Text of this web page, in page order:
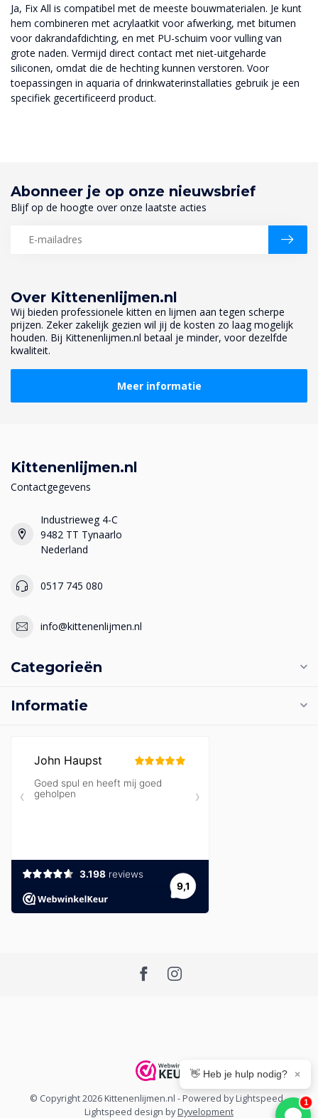
Ja, Fix All is compatibel met de meeste bouwmaterialen. Je kunt
hem combineren met acrylaatkit voor afwerking, met bitumen
voor dakrandafdichting, en met PU-schuim voor vulling van
grote naden. Vermijd direct contact met niet-uitgeharde
siliconen, omdat die de hechting kunnen verstoren. Voor
toepassingen in aquaria of drinkwaterinstallaties gebruik je een
specifiek gecertificeerd product.
Over Kittenenlijmen.nl
Wij bieden professionele kitten en lijmen aan tegen scherpe
prijzen. Zeker zakelijk gezien wil jij de kosten zo laag mogelijk
houden. Bij Kittenenlijmen.nl betaal je minder, voor dezelfde
kwaliteit.
Meer informatie
Abonneer je op onze nieuwsbrief
Blijf op de hoogte over onze laatste acties
Kittenenlijmen.nl
Contactgegevens
Industrieweg 4-C
9482 TT Tynaarlo
Nederland
0517 745 080
info@kittenenlijmen.nl
Categorieën
Informatie
© Copyright 2026 Kittenenlijmen.nl - Powered byLightspeed-
Lightspeed design by Dyvelopment
👋 Heb je hulp nodig? ×
1